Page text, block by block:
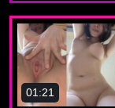
01:21